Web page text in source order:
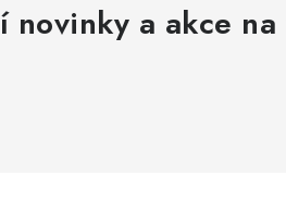
novinky a akce na